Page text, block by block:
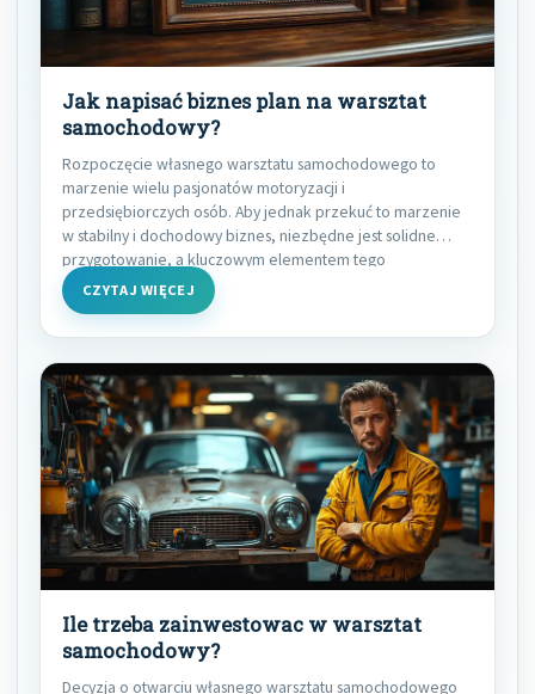
Jak napisać biznes plan na warsztat
samochodowy?
Rozpoczęcie własnego warsztatu samochodowego to
marzenie wielu pasjonatów motoryzacji i
przedsiębiorczych osób. Aby jednak przekuć to marzenie
w stabilny i dochodowy biznes, niezbędne jest solidne
przygotowanie, a kluczowym elementem tego
CZYTAJ WIĘCEJ
Ile trzeba zainwestowac w warsztat
samochodowy?
Decyzja o otwarciu własnego warsztatu samochodowego